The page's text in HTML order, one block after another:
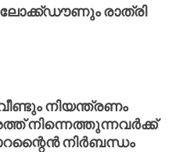
രാത്രി
നിയന്ത്രണം
നിന്നെത്തുന്നവര്‍ക്ക്
നിര്‍ബന്ധം